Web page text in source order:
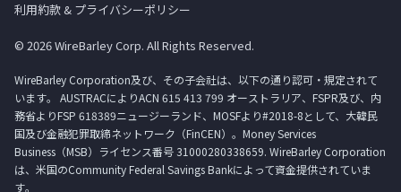
利用約款 & プライバシーポリシー
© 2026 WireBarley Corp. All Rights Reserved.
WireBarley Corporation及び、その子会社は、以下の通り認可・規定されて
います。 AUSTRACによりACN 615 413 799 オーストラリア、FSPR及び、内
務省よりFSP 618389ニュージーランド、MOSFより#2018-8として、大韓民
国及び金融犯罪取締ネットワーク（FinCEN）。Money Services
Business（MSB）ライセンス番号 31000280338659. WireBarley Corporation
は、米国のCommunity Federal Savings Bankによって資金提供されていま
す。